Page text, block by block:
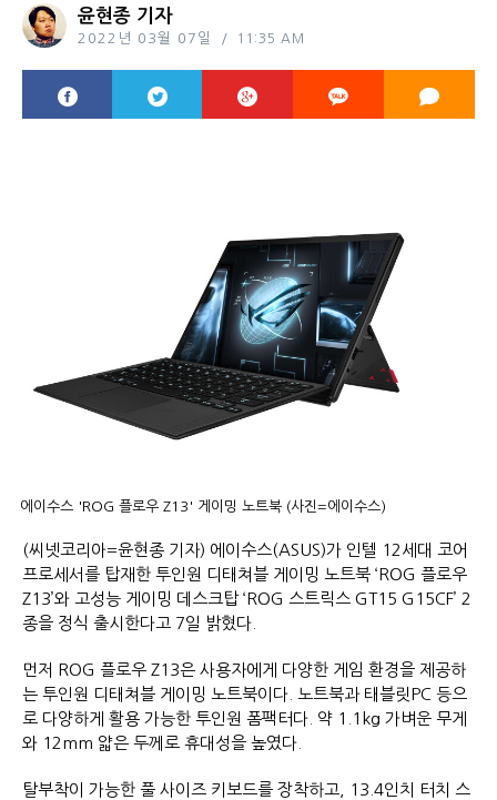
윤현종 기자
2022년 03월 07일 11:35 AM
에이수스 'ROG 플로우 Z13' 게이밍 노트북 (사진=에이수스)
(씨넷코리아=윤현종 기자) 에이수스(ASUS)가 인텔 12세대 코어
프로세서를 탑재한 투인원 디태쳐블 게이밍 노트북 ‘ROG 플로우
Z13’와 고성능 게이밍 데스크탑 ‘ROG 스트릭스 GT15 G15CF’ 2
종을 정식 출시한다고 7일 밝혔다.
먼저 ROG 플로우 Z13은 사용자에게 다양한 게임 환경을 제공하
는 투인원 디태쳐블 게이밍 노트북이다. 노트북과 태블릿PC 등으
로 다양하게 활용 가능한 투인원 폼팩터다. 약 1.1kg 가벼운 무게
와 12mm 얇은 두께로 휴대성을 높였다.
탈부착이 가능한 풀 사이즈 키보드를 장착하고, 13.4인치 터치 스